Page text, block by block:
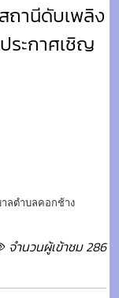
ถานีดับเพลิง
ระกาศเชิญ
ลตำบลคอกช้าง
จำนวนผู้เข้าชม 286